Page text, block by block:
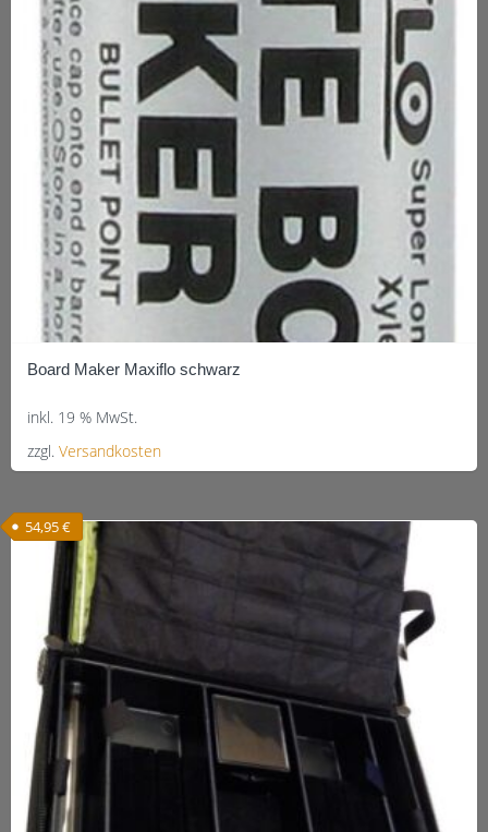
Board Maker Maxiflo schwarz
inkl. 19 % MwSt.
zzgl. Versandkosten
54,95€